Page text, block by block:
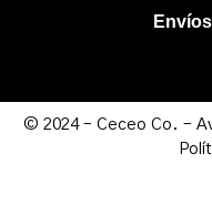
© 2024 – Ceceo Co. –